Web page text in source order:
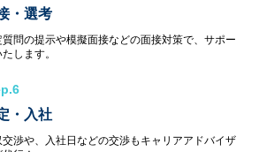
・選考
質問の提示や模擬面接などの面接対策で、サポー
たします。
・入社
交渉や、入社日などの交渉もキャリアアドバイザ